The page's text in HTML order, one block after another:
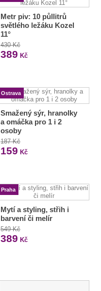
Metr piv: 10 půllitrů
světlého ležáku Kozel
11°
430 Kč
389 Kč
Ostrava
Smažený sýr, hranolky
a omáčka pro 1 i 2
osoby
187 Kč
159 Kč
Praha
Mytí a styling, střih i
barvení či melír
549 Kč
389 Kč